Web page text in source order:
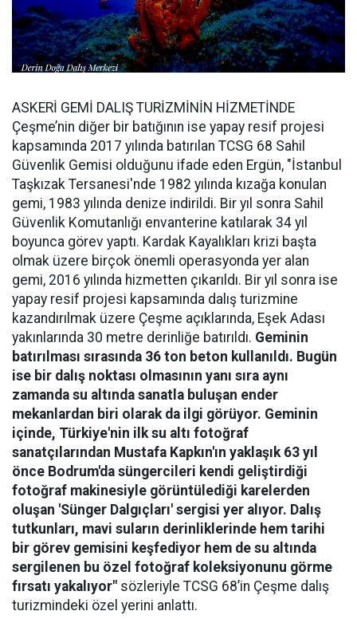
ASKERİ GEMİ DALIŞ TURİZMİNİN HİZMETİNDE
Çeşme’nin diğer bir batığının ise yapay resif projesi
kapsamında 2017 yılında batırılan TCSG 68 Sahil
Güvenlik Gemisi olduğunu ifade eden Ergün, "İstanbul
Taşkızak Tersanesi'nde 1982 yılında kızağa konulan
gemi, 1983 yılında denize indirildi. Bir yıl sonra Sahil
Güvenlik Komutanlığı envanterine katılarak 34 yıl
boyunca görev yaptı. Kardak Kayalıkları krizi başta
olmak üzere birçok önemli operasyonda yer alan
gemi, 2016 yılında hizmetten çıkarıldı. Bir yıl sonra ise
yapay resif projesi kapsamında dalış turizmine
kazandırılmak üzere Çeşme açıklarında, Eşek Adası
yakınlarında 30 metre derinliğe batırıldı. Geminin
batırılması sırasında 36 ton beton kullanıldı. Bugün
ise bir dalış noktası olmasının yanı sıra aynı
zamanda su altında sanatla buluşan ender
mekanlardan biri olarak da ilgi görüyor. Geminin
içinde, Türkiye'nin ilk su altı fotoğraf
sanatçılarından Mustafa Kapkın'ın yaklaşık 63 yıl
önce Bodrum'da süngercileri kendi geliştirdiği
fotoğraf makinesiyle görüntülediği karelerden
oluşan 'Sünger Dalgıçları' sergisi yer alıyor. Dalış
tutkunları, mavi suların derinliklerinde hem tarihi
bir görev gemisini keşfediyor hem de su altında
sergilenen bu özel fotoğraf koleksiyonunu görme
fırsatı yakalıyor" sözleriyle TCSG 68’in Çeşme dalış
turizmindeki özel yerini anlattı.